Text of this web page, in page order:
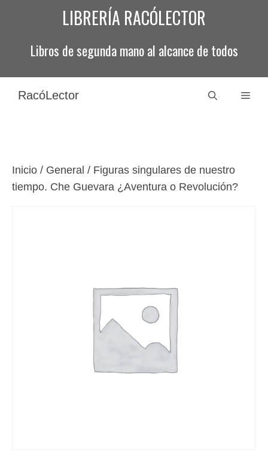
LIBRERÍA RACÓLECTOR
Libros de segunda mano al alcance de todos
RacóLector
Inicio / General / Figuras singulares de nuestro
tiempo. Che Guevara ¿Aventura o Revolución?